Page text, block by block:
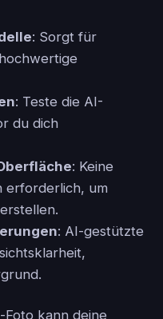
: Sorgt für
: Teste die AI-
du dich
: Keine
erforderlich, um
: AI-gestützte
Foto kann deine